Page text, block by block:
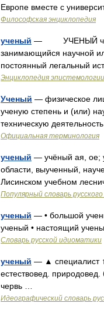
Европе вместе с
Философская энциклопедия
ученый — УЧЕНЫЙ
занимающийся научной
постоянный легальный
Энциклопедия
Ученый — физическое
ученую степень и (или)
техническую
Официальная терминология
ученый — учёный ая, ое;
области, выученный,
Лисинском учебном
Популярный словарь
ученый — • большой
ученый • настоящий
Словарь русской идиоматики
ученый — ▲ специалист ↑
естествовед.
червь …
Идеографический словарь